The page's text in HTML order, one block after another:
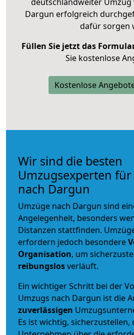
Dargun erfolgreich
dafür sorgen
Füllen Sie jetzt das
Sie kostenlose
Kostenlose
Wir sind die besten
Umzugsexperten
nach Dargun
Umzüge nach Dargun sind
Angelegenheit, besonders
Distanzen stattfinden.
erfordern jedoch besondere
Organisation, um
reibungslosverläuft.
Ein wichtiger Schritt bei der
Umzugs nach Dargun ist die
zuverlässigen
Es ist wichtig, sicherzustellen,